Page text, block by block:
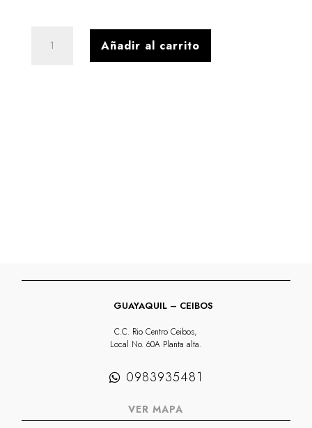
CUERO
Añadir al carrito
GUAYAQUIL – CEIBOS
C.C. Rio Centro Ceibos,
Local No. 60A Planta alta.
0983935481
VER MAPA